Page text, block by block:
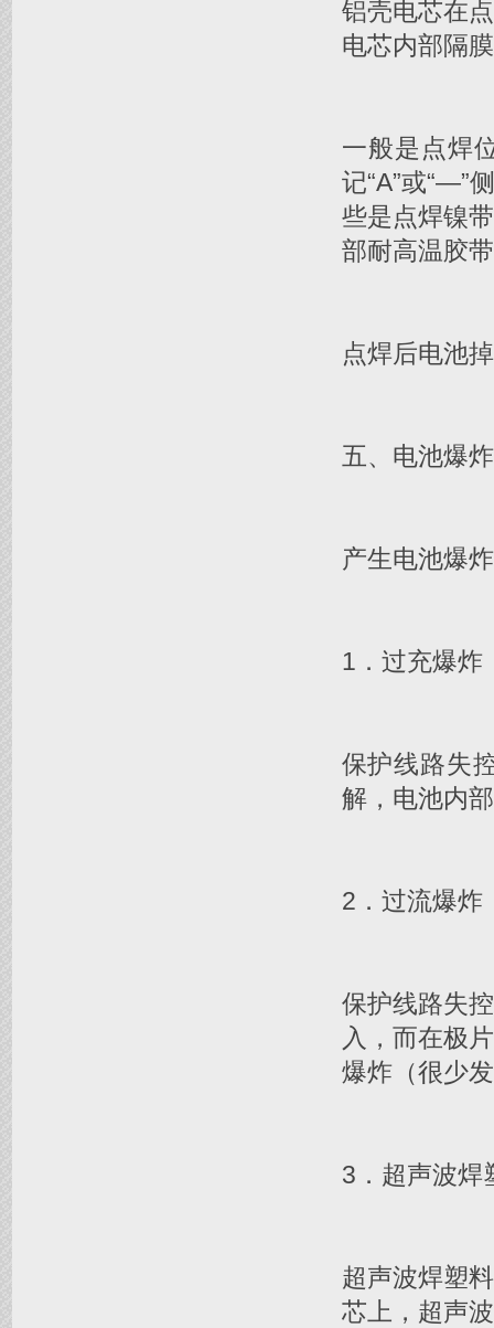
铝壳电芯在
电芯内部隔
一般是点焊
记“A”或“—”
些是点焊镍
部耐高温胶
点焊后电池
五、电池爆炸
产生电池爆
1．过充爆炸
保护线路失
解，电池内
2．过流爆炸
保护线路失
入，而在极
爆炸（很少
3．超声波焊
超声波焊塑
芯上，超声